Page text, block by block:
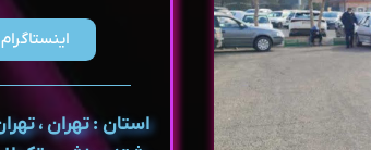
استان : تهران ،